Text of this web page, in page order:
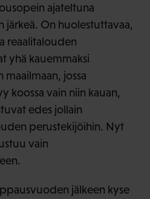
ajateltuna
järkeä. On huolestuttavaa,
reaalitalouden
yhä kauemmaksi
maailmaan, jossa
koossa vain niin kauan,
edes jollain
perustekijöihin. Nyt
vain
jälkeen kyse